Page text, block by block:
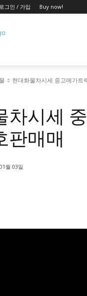
로그인 / 가입 Buy now!
현대화물차시세 중고메가트
차시세
판매매
월 03일